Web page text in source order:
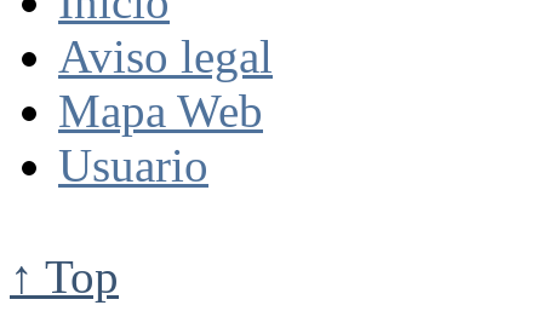
Aviso legal
Mapa Web
Usuario
↑ Top